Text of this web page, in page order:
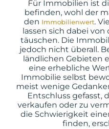
Für Immobilien ist
befinden, wohl der
den Immobilienwert.
lassen sich dabei
täuschen. Die
jedoch nicht überall.
ländlichen Gebieten
eine erhebliche
Immobilie selbst
meist wenige
Entschluss gefasst,
verkaufen oder zu
die Schwierigkeit
finden,